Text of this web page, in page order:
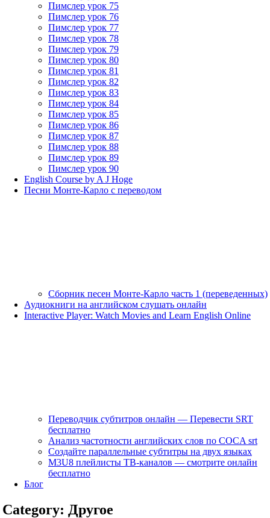
Пимслер урок 75
Пимслер урок 76
Пимслер урок 77
Пимслер урок 78
Пимслер урок 79
Пимслер урок 80
Пимслер урок 81
Пимслер урок 82
Пимслер урок 83
Пимслер урок 84
Пимслер урок 85
Пимслер урок 86
Пимслер урок 87
Пимслер урок 88
Пимслер урок 89
Пимслер урок 90
English Course by A J Hoge
Песни Монте-Карло с переводом
Сборник песен Монте-Карло часть 1 (переведенных)
Аудиокниги на английском слушать онлайн
Interactive Player: Watch Movies and Learn English Online
Переводчик субтитров онлайн — Перевести SRT
бесплатно
Анализ частотности английских слов по COCA srt
Создайте параллельные субтитры на двух языках
M3U8 плейлисты ТВ‑каналов — смотрите онлайн
бесплатно
Блог
Category: Другое